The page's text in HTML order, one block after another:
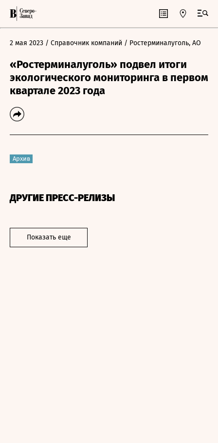
2 мая 2023 / Справочник компаний / Ростерминалуголь, АО
«Ростерминалуголь» подвел итоги
экологического мониторинга в первом
квартале 2023 года
Архив
ДРУГИЕ ПРЕСС-РЕЛИЗЫ
Показать еще